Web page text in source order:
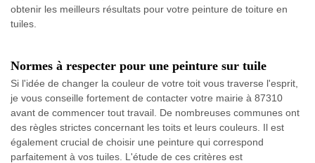
obtenir les meilleurs résultats pour votre peinture de toiture en
tuiles.
Normes à respecter pour une peinture sur tuile
Si l'idée de changer la couleur de votre toit vous traverse l'esprit,
je vous conseille fortement de contacter votre mairie à 87310
avant de commencer tout travail. De nombreuses communes ont
des règles strictes concernant les toits et leurs couleurs. Il est
également crucial de choisir une peinture qui correspond
parfaitement à vos tuiles. L'étude de ces critères est